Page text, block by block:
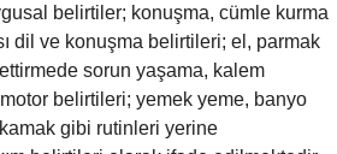
belirtiler; konuşma, cümle kurma
dil ve konuşma belirtileri; el, parmak
sorun yaşama, kalem
belirtileri; yemek yeme, banyo
gibi rutinleri yerine